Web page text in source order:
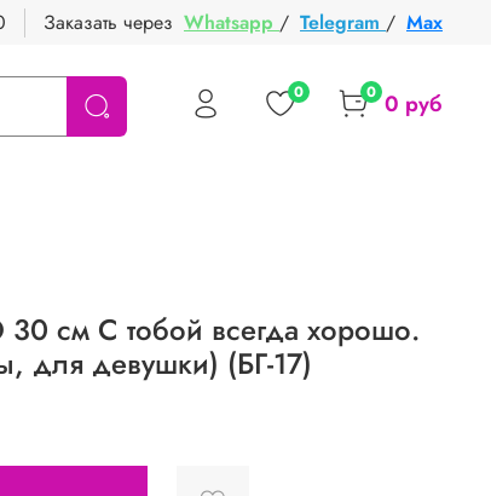
Заказать через Whatsapp / Telegram / Max
0 0 0 руб
см С тобой всегда хорошо.
для девушки) (БГ-17)